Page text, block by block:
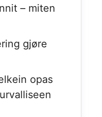
– miten
gjøre
opas